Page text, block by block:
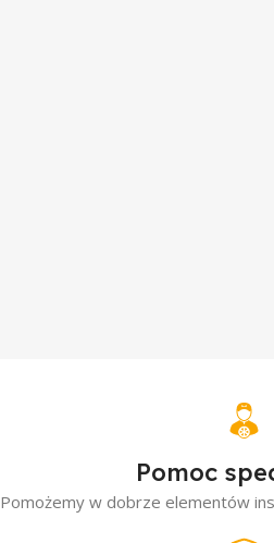
Pomoc
Pomożemy w dobrze elementów